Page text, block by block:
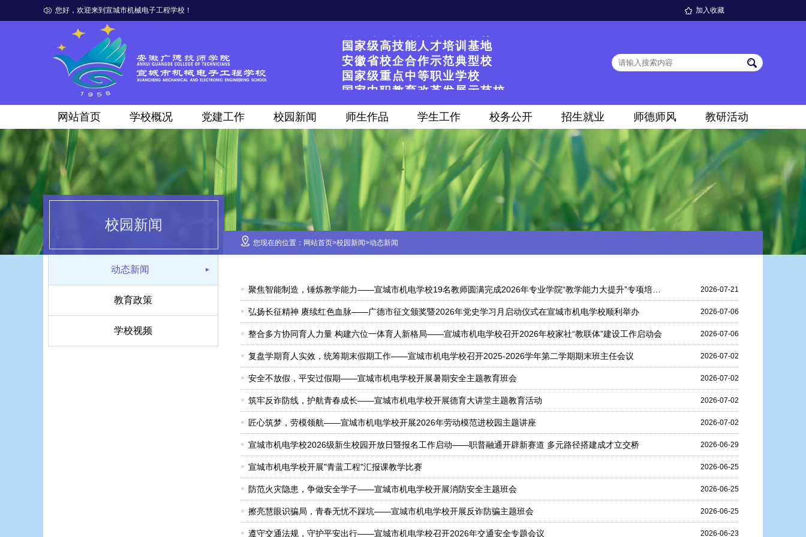
您好，欢迎来到宣城市机械电子工程学校！ 加入收藏
国家级高技能人才培训基地
安徽省校企合作示范典型校
国家级重点中等职业学校
国家中职教育改革发展示范校
省级专业技术人员继续教育基地
国家级高技能人才培训基地
网站首页 学校概况 党建工作 校园新闻 师生作品 学生工作 校务公开 招生就业 师德师风 教研活动
校园新闻
动态新闻
教育政策
学校视频
您现在的位置： 网站首页>校园新闻>动态新闻
2026-07-21
弘扬长征精神 赓续红色血脉——广德市征文颁奖暨2026年党史学习月启动仪式在宣城市机电学校顺利举办 2026-07-06
整合多方协同育人力量 构建六位一体育人新格局——宣城市机电学校召开2026年校家社“教联体”建设工作启动会 2026-07-06
复盘学期育人实效，统筹期末假期工作——宣城市机电学校召开2025-2026学年第二学期期末班主任会议 2026-07-02
安全不放假，平安过假期——宣城市机电学校开展暑期安全主题教育班会 2026-07-02
筑牢反诈防线，护航青春成长——宣城市机电学校开展德育大讲堂主题教育活动 2026-07-02
匠心筑梦，劳模领航——宣城市机电学校开展2026年劳动模范进校园主题讲座 2026-07-02
宣城市机电学校2026级新生校园开放日暨报名工作启动——职普融通开辟新赛道 多元路径搭建成才立交桥 2026-06-29
宣城市机电学校开展"青蓝工程"汇报课教学比赛 2026-06-25
防范火灾隐患，争做安全学子——宣城市机电学校开展消防安全主题班会 2026-06-25
擦亮慧眼识骗局，青春无忧不踩坑——宣城市机电学校开展反诈防骗主题班会 2026-06-25
遵守交通法规，守护平安出行——宣城市机电学校召开2026年交通安全专题会议 2026-06-23